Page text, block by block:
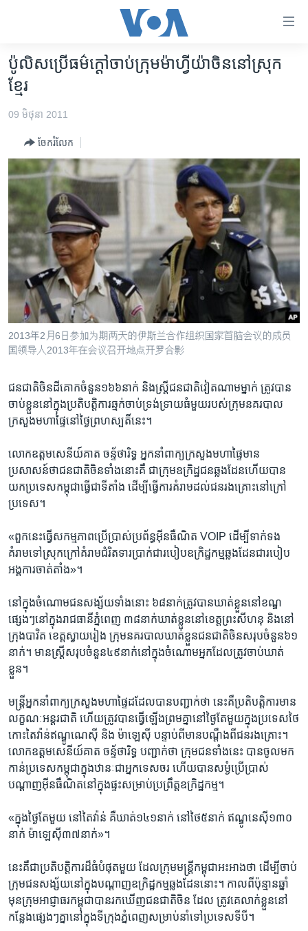
គេហទំព័រ​
ទាក់ទង
រំលង​
និង​
ទំព័រ​
ព័ត៌មាន​​
ម្តង
រំលង​
ចូល​
ទៅ​
ទំព័រ​
រចនា
សម្ព័ន្ធ​
រំលង​
ទៅ​
កាន់​
ទំព័រ​
រក
កម្ពុជា
អន្តរជាតិ
អាមេរិក
ចិន
ហេឡូវីអូអេ
កម្ពុជាច្នៃប្រតិដ្ឋ
ព្រឹត្តិការណ៍ព័ត៌មាន
ទូរទស្សន៍ / វីដេអូ​
វិទ្យុ / ផតខាសថ៍
កម្មវិធីទាំងអស់
Khmer English
ប៉ូលិស​ប្រើ​ធម៌ក្តៅ​ចាប់​ក្រុម​ម៉ាហ្វីយ៉ា​ចិននៅ​ស្រុក
ខ្មែរ
09 មិថុនា 2011
ចែករំលែក
2013年2月6日参加为期两天的伊斯兰合作组织国家首脑会议的成员
国领导人2013年在会议召开地点开罗合影
ជនជាតិ​ចិន​ដីគោក​ចំនួន​១៦៦នាក់​ និង​ស្រ្ដី​ជនជាតិ​វៀតណាម​ម្នាក់ ​ត្រូវបាន​
ចាប់ខ្លួន​នៅ​ក្នុង​ប្រតិបត្តិការ​ឆ្មក់​ចាប់ទ្រង់​ទ្រាយ​ធំ​មួយ​របស់​ក្រុម​នគរបាល​
ក្រសួង​មហាផ្ទៃ​នៅថ្ងៃ​ព្រហស្បតិ៍នេះ។
លោក​ឧត្តមសេនីយ៍​គាត ចន្ទ័ថារិទ្ធ​ អ្នកនាំពាក្យ​ក្រសួង​មហាផ្ទៃ​មាន​
ប្រសាសន៍​ថា​ជនជាតិ​ចិន​ទាំង​នោះ​គឺ ជា​ក្រុម​ឧក្រិដ្ឋជន​ឆ្លងដែន​ហើយ​បាន​
យក​ប្រទេស​កម្ពុជា​ធ្វើ​ជាទី​តាំង​ ដើម្បី​ធ្វើការ​គំរាម​ដល់​ជនរងគ្រោះ​នៅ​ក្រៅ​
ប្រទេស។
«ពួកនេះ​ធ្វើ​សកម្មភាព​ប្រើប្រាស់​ប្រព័ន្ធ​អ៊ីនធឺណិត ​VOIP ​ដើម្បី​ទាក់ទង​
គំរាម​ទៅស្រុក​ក្រៅ​គំរាម​ជំរិត​ទារប្រាក់​ជារបៀប​ឧក្រិដ្ឋកម្ម​ឆ្លងដែន​ជារបៀប​
អង្គការ​ចាត់តាំង»។
នៅក្នុង​ចំណោម​ជនសង្ស័យ​ទាំងនោះ​ ៦៨​នាក់​ត្រូវបាន​ឃាត់ខ្លួន​នៅ​ខណ្ឌ
ផ្សេងៗ​នៅក្នុង​រាជធានី​ភ្នំពេញ ៣៨​នា​ក់ឃាត់​ខ្លួន​នៅ​ខេត្ត​ព្រះសីហនុ​ និង​នៅ
ក្រុង​បាវិត​ ខេត្ត​ស្វាយរៀង​ ក្រុម​នគរបាលឃាត់ខ្លួន​ជនជាតិ​ចិន​សរុប​ចំនួន​៦១​
នាក់។ មាន​ស្ដ្រី​សរុប​ចំនួន​៤៩នាក់​នៅក្នុង​ចំណោម​អ្នក​ដែល​ត្រូវ​ចាប់​ឃាត់​
ខ្លួន។
មន្ដ្រី​អ្នកនាំពាក្យ​ក្រសួង​មហាផ្ទៃ​ដដែល​បាន​បញ្ជាក់​ថា ​នេះ​គឺ​ប្រតិបតិ្ដការ​មាន​
លក្ខណៈ​អន្ដរជាតិ​ ​ហើយ​ត្រូវបាន​ធ្វើឡើង​ព្រមគ្នា​នៅថ្ងៃ​តែមួយ​ក្នុង​ប្រទេស​ថៃ
កោះតៃវ៉ាន់ឥណ្ឌូណេស៊ី ​និង​ ម៉ា​ឡេស៊ី ​បន្ទាប់ពី​មាន​បណ្ដឹង​ពី​ជនរងគ្រោះ។​
លោក​ឧត្តមសេនីយ៍គាត ចន្ទ័ថារិទ្ធ ​បញ្ជាក់​ថា ក្រុម​ជនទាំង​នេះ​ បាន​ចូលមក​
កាន់​ប្រទេស​កម្ពុជា​ក្នុង​ឋានៈ​ជា​អ្នកទេសចរ​ ហើយ​បាន​សម្ងំ​ប្រើប្រាស់​
បណ្ដាញ​អ៊ីនធឺណិត​នៅ​ក្នុង​ផ្ទះ​សម្រាប់​ប្រព្រឹត្ត​ឧក្រិដ្ឋកម្ម។
«ក្នុងថ្ងៃ​តែមួយ​ នៅ​តៃវ៉ាន់​ គឺ​ឃាត់​១៤១​នាក់​ នៅ​ថៃ​៥នាក់ ​ឥណ្ឌូនេស៊ី​១៣០​
នាក់ ​ម៉ាឡេស៊ី​៣៧នាក់»។
នេះ​គឺជា​ប្រតិបត្តិការ​ដ៏ធំ​បំផុត​មួយ​ ដែល​ក្រុម​មន្ដ្រី​កម្ពុជា​អះអាង​ថា​ ដើម្បី​ចាប់​
ក្រុម​ជន​សង្ស័យនៅក្នុង​បណ្ដាញ​ឧ​ក្រិដ្ឋកម្ម​ឆ្លងដែន​នោះ។ កាលពី​ប៉ុន្មាន​ឆ្នាំ​
មុនក្រុម​អាជ្ញាធរ​កម្ពុជា​បាន​រកឃើញ​ជនជាតិ​ចិន ដែល ត្រូវ​គេ​លាក់ខ្លួន​នៅ​
កន្លែង​ផ្សេងៗ​គ្នានៅ​ក្នុង​ទីក្រុង​ភ្នំពេញ​សម្រាប់​នាំ​ទៅ​ប្រទេស​ទីបី។